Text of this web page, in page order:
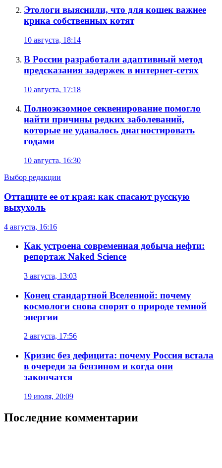
Этологи выяснили, что для кошек важнее
крика собственных котят
10 августа, 18:14
В России разработали адаптивный метод
предсказания задержек в интернет-сетях
10 августа, 17:18
Полноэкзомное секвенирование помогло
найти причины редких заболеваний,
которые не удавалось диагностировать
годами
10 августа, 16:30
Выбор редакции
Оттащите ее от края: как спасают русскую
выхухоль
4 августа, 16:16
Как устроена современная добыча нефти:
репортаж Naked Science
3 августа, 13:03
Конец стандартной Вселенной: почему
космологи снова спорят о природе темной
энергии
2 августа, 17:56
Кризис без дефицита: почему Россия встала
в очереди за бензином и когда они
закончатся
19 июля, 20:09
Последние комментарии